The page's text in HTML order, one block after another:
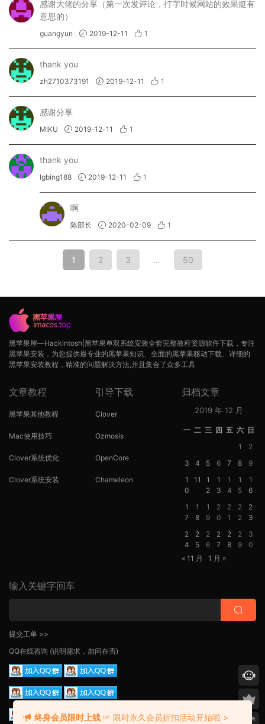
感谢大佬的分享（第一次发评论，打字时候网站的效果挺有
意思的）
guangyun 2019-12-11 1
thank you
zh2710373191 2019-12-11 1
感谢分享
MIKU 2019-12-11 1
thank you
lgbing188 2019-12-11 1
啊
陈部长 2020-02-09 1
1 2 3 … 50
黑苹果屋—Hackintosh|黑苹果单双系统安装全套完整教程资源软件下载，专注
黑苹果安装，为您提供最专业的黑苹果知识、全面的黑苹果驱动下载、详细的
黑苹果安装教程，精准的问题解决方法,并且集合了众多工具
文章教程
黑苹果其他教程
Mac使用技巧
Clover系统优化
Clover系统安装
引导下载
Clover
Ozmosis
OpenCore
Chameleon
归档文章
2019 年 12 月
一 二 三 四 五 六 日
1
2
3
4 5 6 7 8
9
1
0
11
1
2
1
3
1
4
1
5
1
6
1
7
1
8
1
9
2
0
2
1
2
2
2
3
2
4
2
5
2
6
2
7
2
8
2
9
3
0
« 11 月
1 月 »
输入关键字回车
提交工单 >>
QQ在线咨询 (说明需求，勿问在否)
终身会员限时上线 ☞ 限时永久会员折扣活动开始啦 >